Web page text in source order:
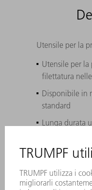
Utensile per la
Utensile per la
filettatura
Disponibile in
standard
Lunga durata
Adatto